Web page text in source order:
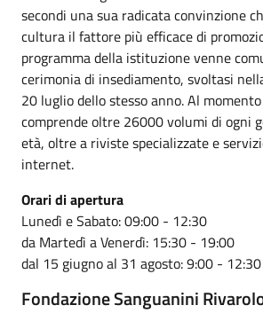
secondi una sua radicata convinzione
cultura il fattore più efficace di
programma della istituzione venne
cerimonia di insediamento, svoltasi
20 luglio dello stesso anno. Al
comprende oltre 26000 volumi di ogni
età, oltre a riviste specializzate e
internet.
Orari di apertura
Lunedì e Sabato: 09:00 - 12:30
da Martedì a Venerdì: 15:30 - 19:00
dal 15 giugno al 31 agosto: 9:00 - 12:30
Fondazione Sanguanini